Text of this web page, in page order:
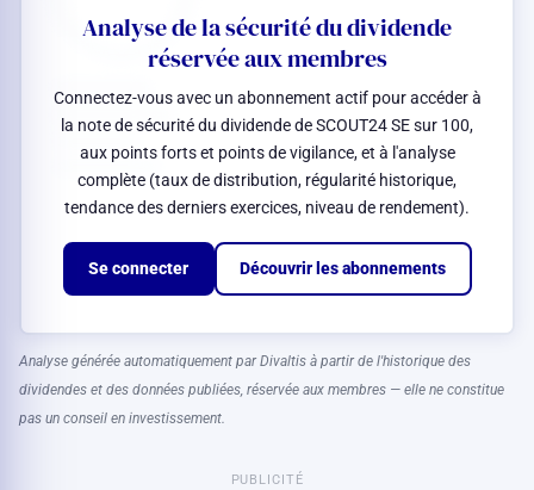
Analyse de la sécurité du dividende
réservée aux membres
Connectez-vous avec un abonnement actif pour accéder à
la note de sécurité du dividende de SCOUT24 SE sur 100,
aux points forts et points de vigilance, et à l'analyse
complète (taux de distribution, régularité historique,
tendance des derniers exercices, niveau de rendement).
Se connecter Découvrir les abonnements
Analyse générée automatiquement par Divaltis à partir de l'historique des
dividendes et des données publiées, réservée aux membres — elle ne constitue
pas un conseil en investissement.
PUBLICITÉ